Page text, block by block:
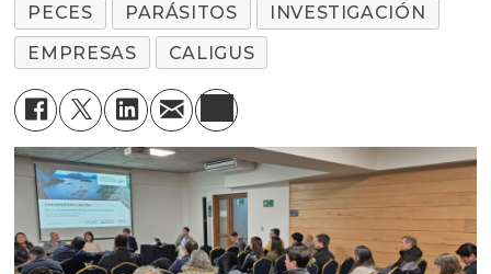
PECES
PARÁSITOS
INVESTIGACIÓN
EMPRESAS
CALIGUS